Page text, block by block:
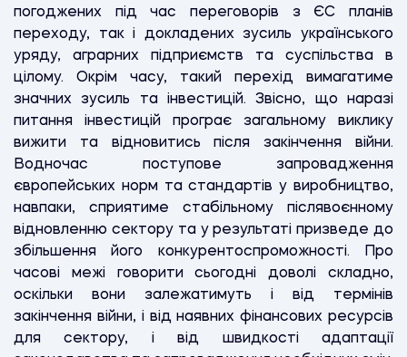
погоджених під час переговорів з ЄС планів
переходу, так і докладених зусиль українського
уряду, аграрних підприємств та суспільства в
цілому. Окрім часу, такий перехід вимагатиме
значних зусиль та інвестицій. Звісно, що наразі
питання інвестицій програє загальному виклику
вижити та відновитись після закінчення війни.
Водночас поступове запровадження
європейських норм та стандартів у виробництво,
навпаки, сприятиме стабільному післявоєнному
відновленню сектору та у результаті призведе до
збільшення його конкурентоспроможності. Про
часові межі говорити сьогодні доволі складно,
оскільки вони залежатимуть і від термінів
закінчення війни, і від наявних фінансових ресурсів
для сектору, і від швидкості адаптації